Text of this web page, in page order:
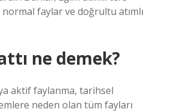
normal faylar ve doğrultu atımlı
ne demek?
aktif faylanma, tarihsel
neden olan tüm fayları